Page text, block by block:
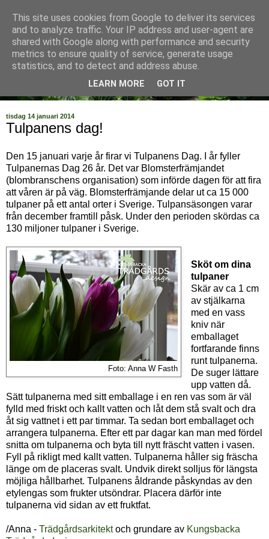
tisdag 14 januari 2014
Tulpanens dag!
Den 15 januari varje år firar vi Tulpanens Dag. I år fyller
Tulpanernas Dag 26 år. Det var Blomsterfrämjandet
(blombranschens organisation) som införde dagen för att fira
att våren är på väg. Blomsterfrämjande delar ut ca 15 000
tulpaner på ett antal orter i Sverige. Tulpansäsongen varar
från december framtill påsk. Under den perioden skördas ca
130 miljoner tulpaner i Sverige.
Foto: Anna W Fasth
Sköt om dina
tulpaner
Skär av ca 1 cm
av stjälkarna
med en vass
kniv när
emballaget
fortfarande finns
runt tulpanerna.
De suger lättare
upp vatten då.
Sätt tulpanerna med sitt emballage i en ren vas som är väl
fylld med friskt och kallt vatten och låt dem stå svalt och dra
åt sig vattnet i ett par timmar. Ta sedan bort emballaget och
arrangera tulpanerna. Efter ett par dagar kan man med fördel
snitta om tulpanerna och byta till nytt fräscht vatten i vasen.
Fyll på rikligt med kallt vatten. Tulpanerna håller sig fräscha
länge om de placeras svalt. Undvik direkt solljus för längsta
möjliga hållbarhet. Tulpanens åldrande påskyndas av den
etylengas som frukter utsöndrar. Placera därför inte
tulpanerna vid sidan av ett fruktfat.
/Anna - Trädgårdsarkitektoch grundare av Kungsbacka
This site uses cookies from Google to deliver its services
and to analyze traffic. Your IP address and user-agent are
shared with Google along with performance and security
metrics to ensure quality of service, generate usage
statistics, and to detect and address abuse.
LEARN MORE GOT IT